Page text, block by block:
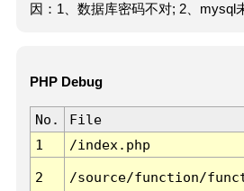
因：1、数据库密码不对; 2、mysql
PHP Debug
No. File
1
/index.php
2 /source/function/